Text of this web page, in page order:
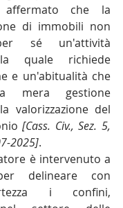
affermato che la
di immobili non
sé un'attività
la quale richiede
e un'abitualità che
mera gestione
valorizzazione del
[Cass. Civ., Sez. 5,
2025].
è intervenuto a
delineare con
i confini,